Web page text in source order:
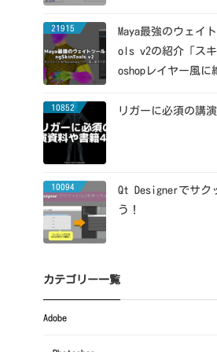
21915
Maya最強のウェイ
ols v2の紹介「ス
oshopレイヤー風に
10852 リガーに必須の講
10094
Qt Designerでサク
う！
カテゴリー一覧
Adobe